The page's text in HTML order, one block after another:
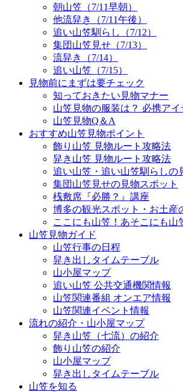
朝山笠（7/11早朝）
他流舁き（7/11午後）
追い山笠馴らし（7/12）
集団山笠見せ（7/13）
流舁き（7/14）
追い山笠（7/15）
見物前にまずは要チェック
知っておきたい見物マナー
山笠見物の服装は？ 必携アイ
山笠見物Q＆A
おすすめ山笠見物ポイント
飾り山笠 見物ルート攻略法
舁き山笠 見物ルート攻略法
追い山笠・追い山笠馴らしの
集団山笠見せの見物スポット
桟敷席『必勝？』講座
博多の観光スポット・お土産
ここにも山笠！あそこにも山
山笠見物ガイド
山笠行事の日程
舁き出しタイムテーブル
山小屋マップ
追い山笠 公共交通機関情報
山笠関連番組 オンエア情報
山笠関連イベント情報
流れの紹介・山小屋マップ
舁き山笠（七流）の紹介
飾り山笠の紹介
山小屋マップ
舁き出しタイムテーブル
山笠を知る